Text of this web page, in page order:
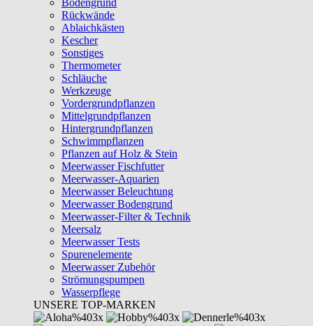
Bodengrund
Rückwände
Ablaichkästen
Kescher
Sonstiges
Thermometer
Schläuche
Werkzeuge
Vordergrundpflanzen
Mittelgrundpflanzen
Hintergrundpflanzen
Schwimmpflanzen
Pflanzen auf Holz & Stein
Meerwasser Fischfutter
Meerwasser-Aquarien
Meerwasser Beleuchtung
Meerwasser Bodengrund
Meerwasser-Filter & Technik
Meersalz
Meerwasser Tests
Spurenelemente
Meerwasser Zubehör
Strömungspumpen
Wasserpflege
UNSERE TOP-MARKEN